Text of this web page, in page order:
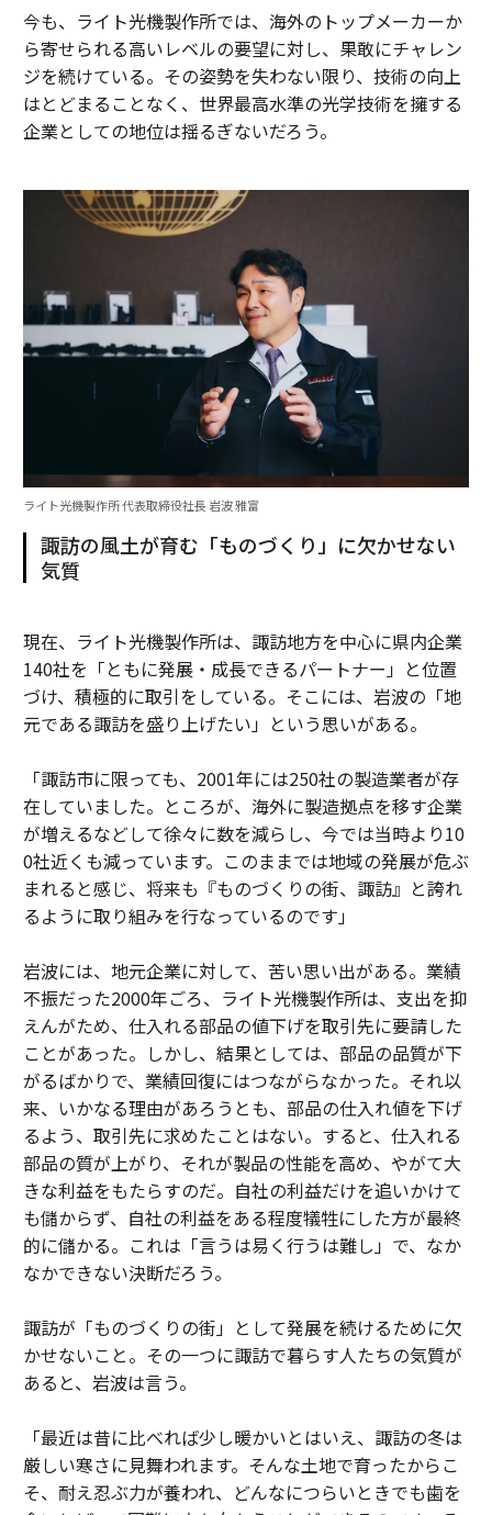
今も、ライト光機製作所では、海外のトップメーカーか
ら寄せられる高いレベルの要望に対し、果敢にチャレン
ジを続けている。その姿勢を失わない限り、技術の向上
はとどまることなく、世界最高水準の光学技術を擁する
企業としての地位は揺るぎないだろう。
ライト光機製作所 代表取締役社長 岩波 雅富
諏訪の風土が育む「ものづくり」に欠かせない
気質
現在、ライト光機製作所は、諏訪地方を中心に県内企業
140社を「ともに発展・成長できるパートナー」と位置
づけ、積極的に取引をしている。そこには、岩波の「地
元である諏訪を盛り上げたい」という思いがある。
「諏訪市に限っても、2001年には250社の製造業者が存
在していました。ところが、海外に製造拠点を移す企業
が増えるなどして徐々に数を減らし、今では当時より10
0社近くも減っています。このままでは地域の発展が危ぶ
まれると感じ、将来も『ものづくりの街、諏訪』と誇れ
るように取り組みを行なっているのです」
岩波には、地元企業に対して、苦い思い出がある。業績
不振だった2000年ごろ、ライト光機製作所は、支出を抑
えんがため、仕入れる部品の値下げを取引先に要請した
ことがあった。しかし、結果としては、部品の品質が下
がるばかりで、業績回復にはつながらなかった。それ以
来、いかなる理由があろうとも、部品の仕入れ値を下げ
るよう、取引先に求めたことはない。すると、仕入れる
部品の質が上がり、それが製品の性能を高め、やがて大
きな利益をもたらすのだ。自社の利益だけを追いかけて
も儲からず、自社の利益をある程度犠牲にした方が最終
的に儲かる。これは「言うは易く行うは難し」で、なか
なかできない決断だろう。
諏訪が「ものづくりの街」として発展を続けるために欠
かせないこと。その一つに諏訪で暮らす人たちの気質が
あると、岩波は言う。
「最近は昔に比べれば少し暖かいとはいえ、諏訪の冬は
厳しい寒さに見舞われます。そんな土地で育ったからこ
そ、耐え忍ぶ力が養われ、どんなにつらいときでも歯を